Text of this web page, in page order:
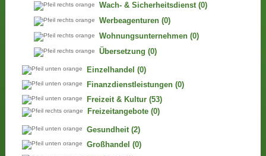
Wach- & Sicherheitsdienst (0)
Werbeagenturen (0)
Wohnungsunternehmen (0)
Übersetzung (0)
Einzelhandel (0)
Finanzdienstleistungen (0)
Freizeit & Kultur (53)
Freizeitangebote (0)
Gesundheit (2)
Großhandel (0)